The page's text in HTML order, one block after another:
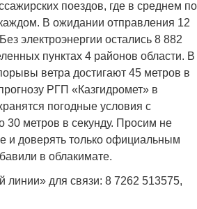
поездов, где в среднем по
В ожидании отправления 12
электроэнергии остались 8 882
пунктах 4 районов области. В
ветра достигают 45 метров в
РГП «Казгидромет» в
погодные условия с
30 метров в секунду. Просим не
и доверять только официальным
в облакимате.
линии» для связи: 8​ 7262 513575,